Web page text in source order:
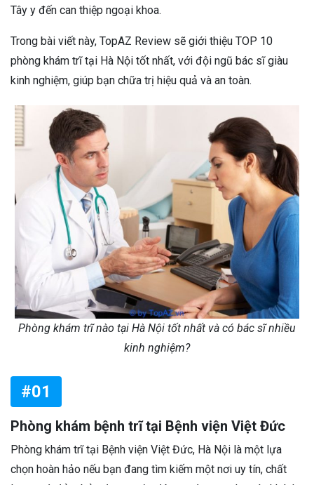
Tây y đến can thiệp ngoại khoa.
Trong bài viết này, TopAZ Review sẽ giới thiệu TOP 10
phòng khám trĩ tại Hà Nội tốt nhất, với đội ngũ bác sĩ giàu
kinh nghiệm, giúp bạn chữa trị hiệu quả và an toàn.
Phòng khám trĩ nào tại Hà Nội tốt nhất và có bác sĩ nhiều
kinh nghiệm?
#01
Phòng khám bệnh trĩ tại Bệnh viện Việt Đức
Phòng khám trĩ tại Bệnh viện Việt Đức, Hà Nội là một lựa
chọn hoàn hảo nếu bạn đang tìm kiếm một nơi uy tín, chất